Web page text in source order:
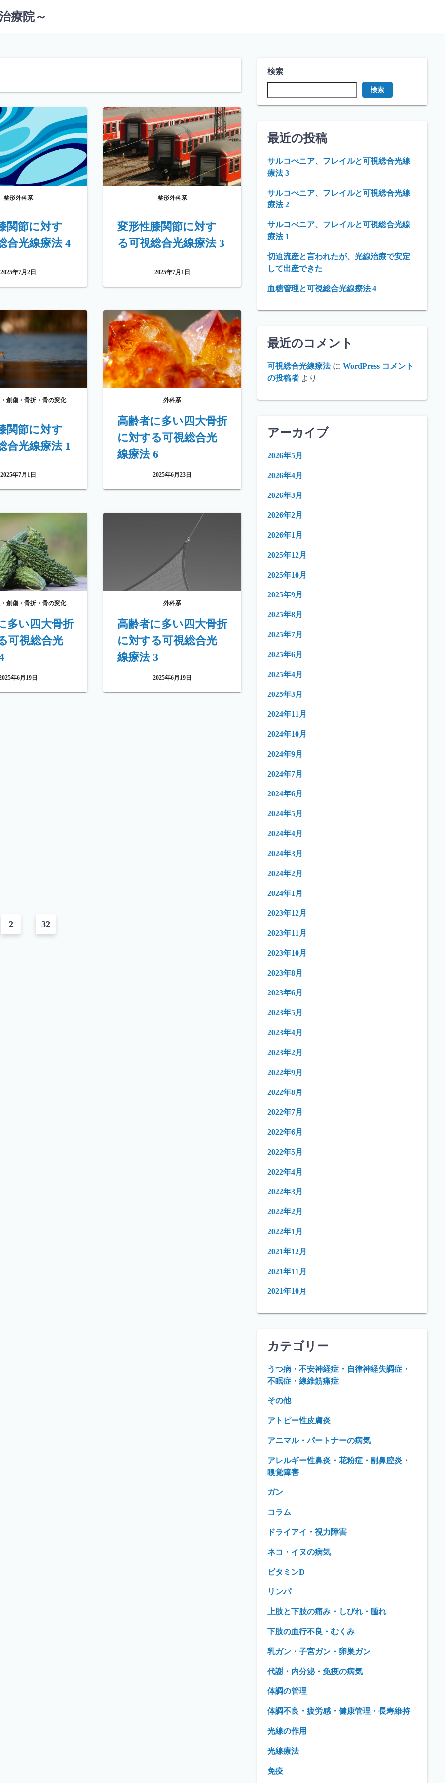
療院～
整形外科系
関節に対す
合光線療法 4
2025年7月2日
整形外科系
変形性膝関節に対す
る可視総合光線療法 3
2025年7月1日
創傷・骨折・骨の変化
関節に対す
合光線療法 1
2025年7月1日
外科系
高齢者に多い四大骨折
に対する可視総合光
線療法 6
2025年6月23日
創傷・骨折・骨の変化
多い四大骨折
可視総合光
年6月19日
外科系
高齢者に多い四大骨折
に対する可視総合光
線療法 3
2025年6月19日
2 32
検索
検索
最近の投稿
サルコぺニア、フレイルと可視総合光線
療法 3
サルコぺニア、フレイルと可視総合光線
療法 2
サルコぺニア、フレイルと可視総合光線
療法 1
切迫流産と言われたが、光線治療で安定
して出産できた
血糖管理と可視総合光線療法 4
最近のコメント
可視総合光線療法に WordPress コメント
の投稿者 より
アーカイブ
2026年5月
2026年4月
2026年3月
2026年2月
2026年1月
2025年12月
2025年10月
2025年9月
2025年8月
2025年7月
2025年6月
2025年4月
2025年3月
2024年11月
2024年10月
2024年9月
2024年7月
2024年6月
2024年5月
2024年4月
2024年3月
2024年2月
2024年1月
2023年12月
2023年11月
2023年10月
2023年8月
2023年6月
2023年5月
2023年4月
2023年2月
2022年9月
2022年8月
2022年7月
2022年6月
2022年5月
2022年4月
2022年3月
2022年2月
2022年1月
2021年12月
2021年11月
2021年10月
カテゴリー
うつ病・不安神経症・自律神経失調症・
不眠症・線維筋痛症
その他
アトピー性皮膚炎
アニマル・パートナーの病気
アレルギー性鼻炎・花粉症・副鼻腔炎・
嗅覚障害
ガン
コラム
ドライアイ・視力障害
ネコ・イヌの病気
ビタミンD
リンパ
上肢と下肢の痛み・しびれ・腫れ
下肢の血行不良・むくみ
乳ガン・子宮ガン・卵巣ガン
代謝・内分泌・免疫の病気
体調の管理
体調不良・疲労感・健康管理・長寿維持
光線の作用
光線療法
免疫